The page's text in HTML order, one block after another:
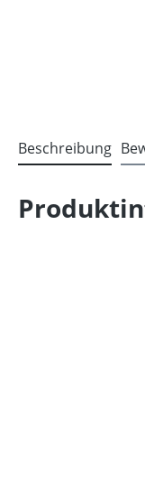
Beschreibung